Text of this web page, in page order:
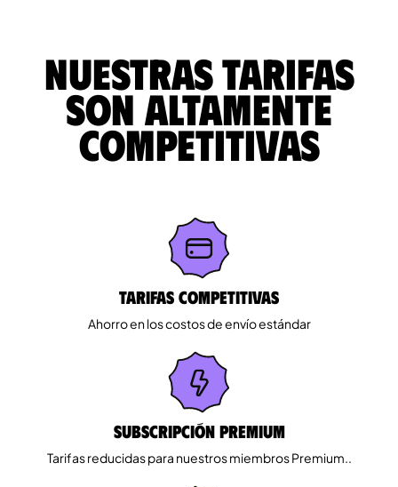
Nuestras tarifas
son altamente
competitivas
Tarifas competitivas
Ahorro en los costos de envío estándar
Subscripción Premium
Tarifas reducidas para nuestros miembros Premium..